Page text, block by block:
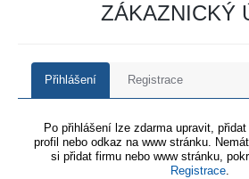
ZÁKAZNICKÝ
Přihlášení Registrace
Po přihlášení lze zdarma upravit,
profil nebo odkaz na www stránku.
si přidat firmu nebo www stránku,
Registrace.